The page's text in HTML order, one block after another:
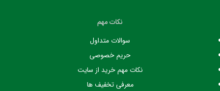
نکات مهم
سوالات متداول
حریم خصوصی
نکات مهم خرید از سایت
معرفی تخفیف ها